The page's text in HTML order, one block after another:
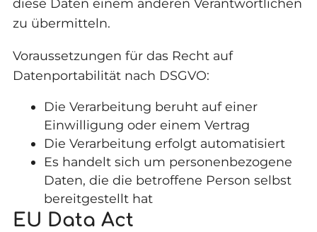
diese Daten einem anderen Verantwortlichen
zu übermitteln.
Voraussetzungen für das Recht auf
Datenportabilität nach DSGVO:
Die Verarbeitung beruht auf einer
Einwilligung oder einem Vertrag
Die Verarbeitung erfolgt automatisiert
Es handelt sich um personenbezogene
Daten, die die betroffene Person selbst
bereitgestellt hat
EU Data Act